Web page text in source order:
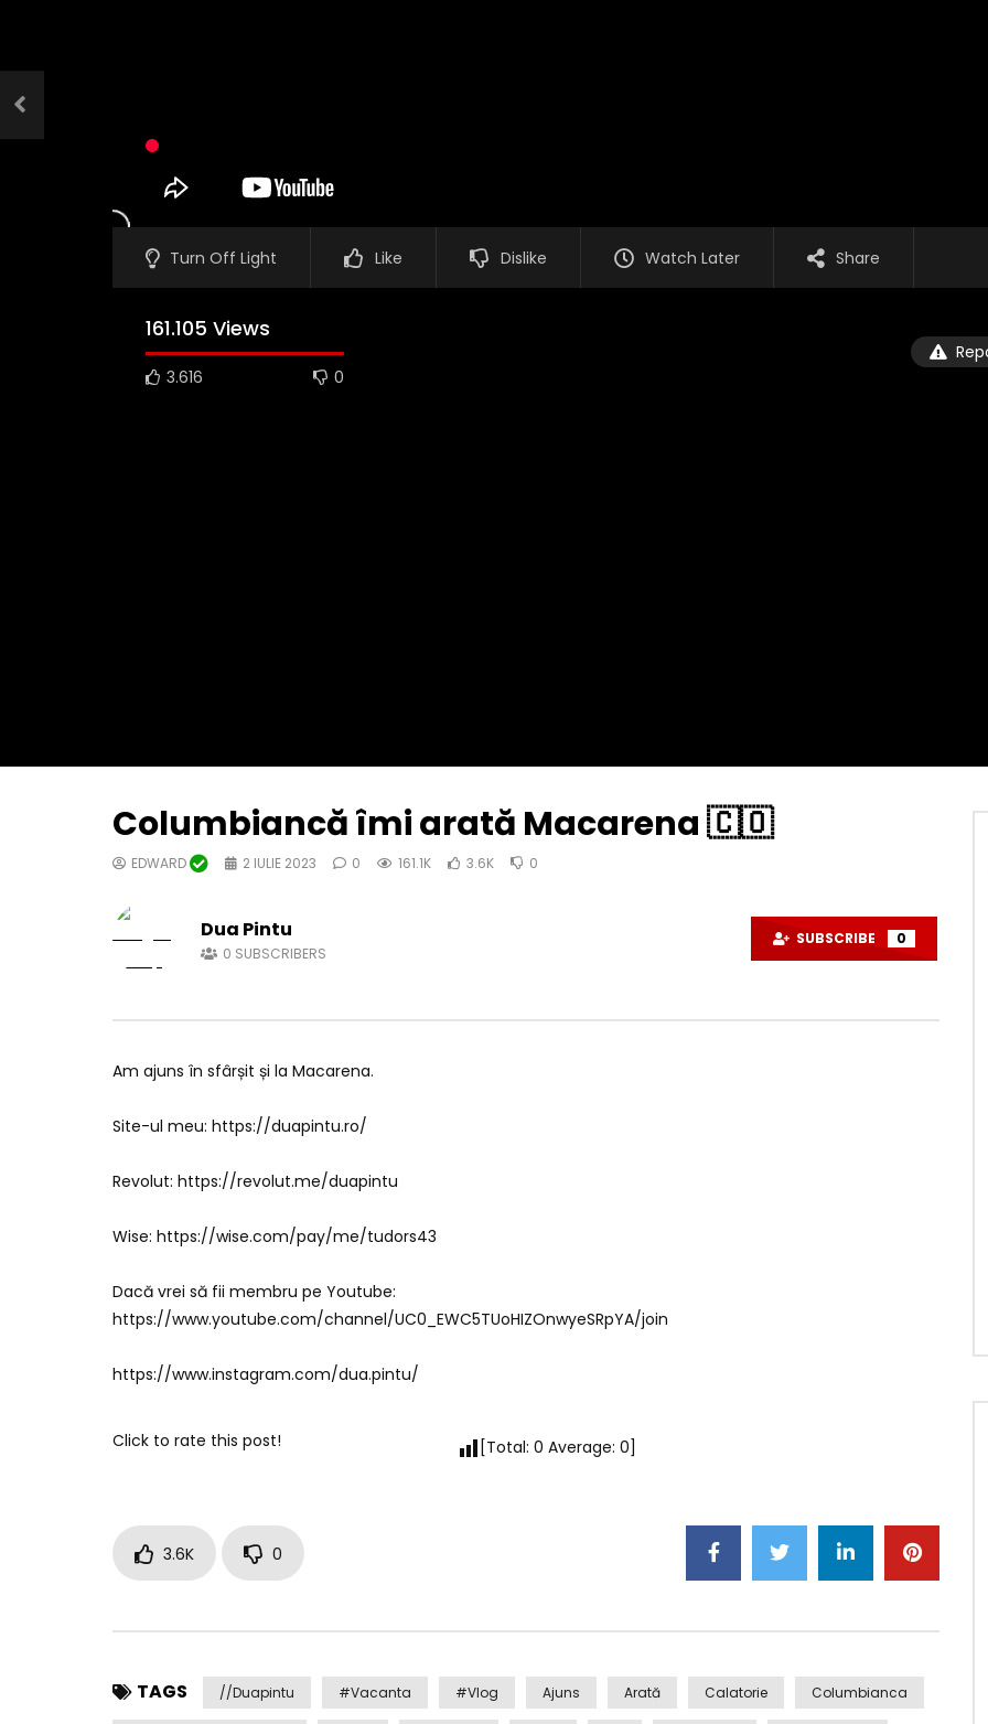
Turn Off Light Like Dislike Watch Later Share
161.105 Views
3.616 0
Columbiancă îmi arată Macarena 🇨🇴
EDWARD 2 IULIE 2023 0 161.1K 3.6K 0
Dua Pintu
0 SUBSCRIBERS
SUBSCRIBE 0
Am ajuns în sfârșit și la Macarena.
Site-ul meu: https://duapintu.ro/
Revolut: https://revolut.me/duapintu
Wise: https://wise.com/pay/me/tudors43
Dacă vrei să fii membru pe Youtube:
https://www.youtube.com/channel/UC0_EWC5TUoHIZOnwyeSRpYA/join
https://www.instagram.com/dua.pintu/
Click to rate this post! [Total: 0 Average: 0]
3.6K 0
TAGS //duapintu #Vacanta #Vlog Ajuns Arată Calatorie Columbianca